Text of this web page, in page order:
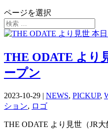
ページを選択
THE ODATE より
ープン
2023-10-29 | NEWS, PICKUP,
ション, ロゴ
THE ODATE より見世（JR